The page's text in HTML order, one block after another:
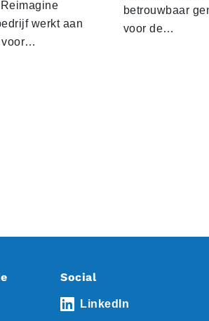
werkt aan
voor…
betrouwbaar
voor de…
Social
LinkedIn